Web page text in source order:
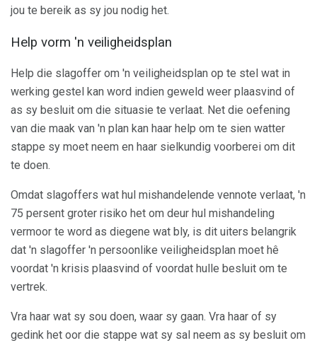
jou te bereik as sy jou nodig het.
Help vorm 'n veiligheidsplan
Help die slagoffer om 'n veiligheidsplan op te stel wat in
werking gestel kan word indien geweld weer plaasvind of
as sy besluit om die situasie te verlaat. Net die oefening
van die maak van 'n plan kan haar help om te sien watter
stappe sy moet neem en haar sielkundig voorberei om dit
te doen.
Omdat slagoffers wat hul mishandelende vennote verlaat, 'n
75 persent groter risiko het om deur hul mishandeling
vermoor te word as diegene wat bly, is dit uiters belangrik
dat 'n slagoffer 'n persoonlike veiligheidsplan moet hê
voordat 'n krisis plaasvind of voordat hulle besluit om te
vertrek.
Vra haar wat sy sou doen, waar sy gaan. Vra haar of sy
gedink het oor die stappe wat sy sal neem as sy besluit om